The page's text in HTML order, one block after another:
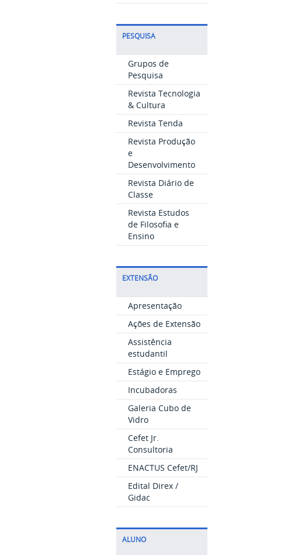
PESQUISA
Grupos de
Pesquisa
Revista Tecnologia
& Cultura
Revista Tenda
Revista Produção
e
Desenvolvimento
Revista Diário de
Classe
Revista Estudos
de Filosofia e
Ensino
EXTENSÃO
Apresentação
Ações de Extensão
Assistência
estudantil
Estágio e Emprego
Incubadoras
Galeria Cubo de
Vidro
Cefet Jr.
Consultoria
ENACTUS Cefet/RJ
Edital Direx /
Gidac
ALUNO